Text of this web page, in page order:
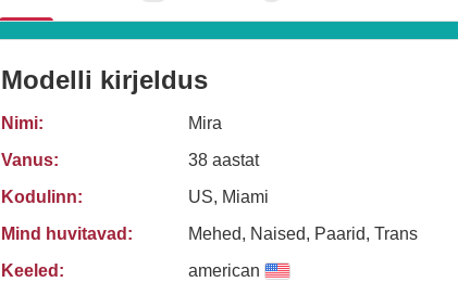
Modelli kirjeldus
Nimi:
Mira
Vanus:
38 aastat
Kodulinn:
US, Miami
Mind huvitavad:
Mehed, Naised, Paarid, Trans
Keeled:
american